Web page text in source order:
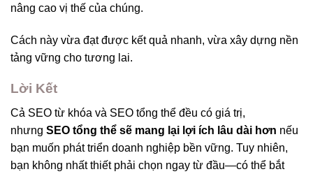
nâng cao vị thế của chúng.
Cách này vừa đạt được kết quả nhanh, vừa xây dựng nền
tảng vững cho tương lai.
Lời Kết
Cả SEO từ khóa và SEO tổng thể đều có giá trị,
nhưng SEO tổng thể sẽ mang lại lợi ích lâu dài hơn nếu
bạn muốn phát triển doanh nghiệp bền vững. Tuy nhiên,
bạn không nhất thiết phải chọn ngay từ đầu—có thể bắt